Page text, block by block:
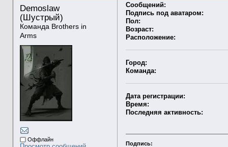
Demoslaw
(Шустрый)
Команда Brothers in
Arms
Оффлайн
Сообщений:
Подпись под аватаром:
Пол:
Возраст:
Расположение:
Город:
Команда:
Дата регистрации:
Время:
Последняя активность:
Подпись: